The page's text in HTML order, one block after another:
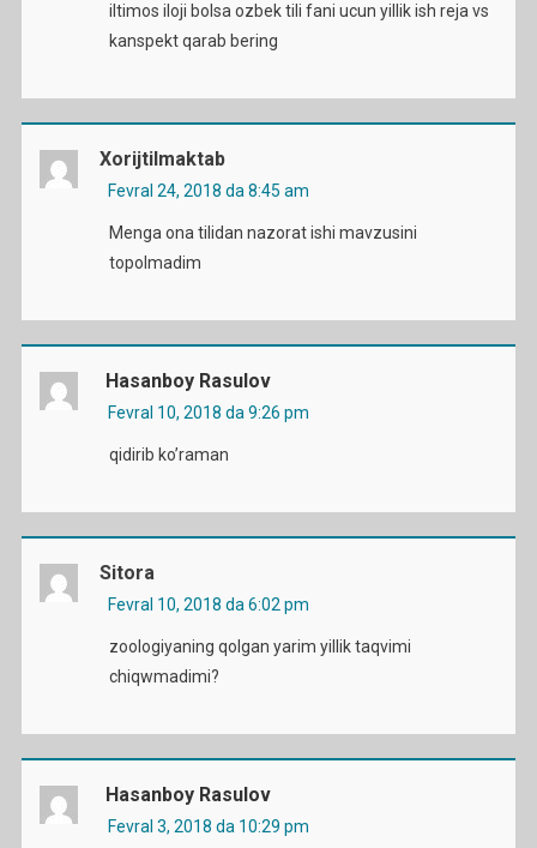
iltimos iloji bolsa ozbek tili fani ucun yillik ish reja vs
kanspekt qarab bering
Xorijtilmaktab
Fevral 24, 2018 da 8:45 am
Menga ona tilidan nazorat ishi mavzusini
topolmadim
Hasanboy Rasulov
Fevral 10, 2018 da 9:26 pm
qidirib ko’raman
Sitora
Fevral 10, 2018 da 6:02 pm
zoologiyaning qolgan yarim yillik taqvimi
chiqwmadimi?
Hasanboy Rasulov
Fevral 3, 2018 da 10:29 pm